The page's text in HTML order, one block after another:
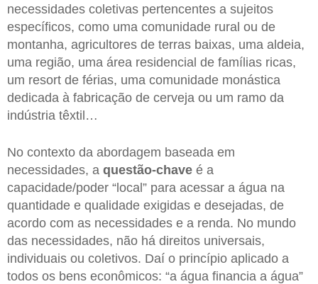
necessidades coletivas pertencentes a sujeitos
específicos, como uma comunidade rural ou de
montanha, agricultores de terras baixas, uma aldeia,
uma região, uma área residencial de famílias ricas,
um resort de férias, uma comunidade monástica
dedicada à fabricação de cerveja ou um ramo da
indústria têxtil…
No contexto da abordagem baseada em
necessidades, a questão-chave é a
capacidade/poder “local” para acessar a água na
quantidade e qualidade exigidas e desejadas, de
acordo com as necessidades e a renda. No mundo
das necessidades, não há direitos universais,
individuais ou coletivos. Daí o princípio aplicado a
todos os bens econômicos: “a água financia a água”